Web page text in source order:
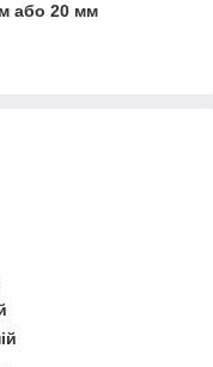
або 20 мм